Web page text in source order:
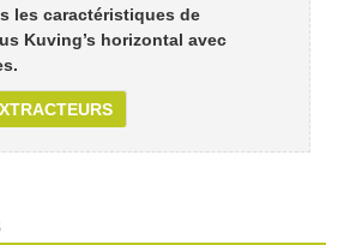
les caractéristiques de
Kuving’s horizontal avec